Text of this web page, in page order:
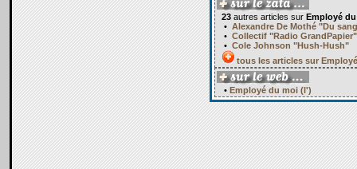
23autres articles sur Employé
• Alexandre De Mothé "Du
• Collectif "Radio GrandPapier"
• Cole Johnson "Hush-Hush"
tous les articles sur
•Employé du moi (l')